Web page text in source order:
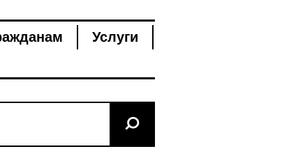
Услуги